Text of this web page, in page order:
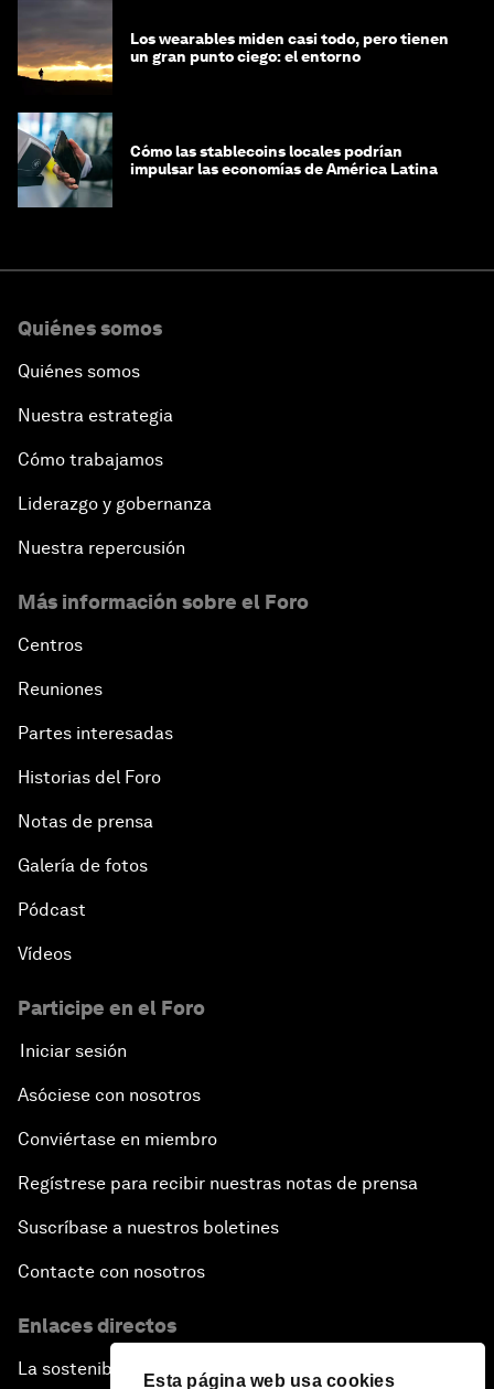
Esta página web usa cookies
Los wearables miden casi todo, pero tienen
un gran punto ciego: el entorno
Cómo las stablecoins locales podrían
impulsar las economías de América Latina
Quiénes somos
Quiénes somos
Nuestra estrategia
Cómo trabajamos
Liderazgo y gobernanza
Nuestra repercusión
Más información sobre el Foro
Centros
Reuniones
Partes interesadas
Historias del Foro
Notas de prensa
Galería de fotos
Pódcast
Vídeos
Participe en el Foro
Iniciar sesión
Asóciese con nosotros
Conviértase en miembro
Regístrese para recibir nuestras notas de prensa
Suscríbase a nuestros boletines
Contacte con nosotros
Enlaces directos
La sostenibilidad en el Foro